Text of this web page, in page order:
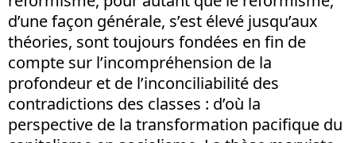
d’une façon générale, s’est élevé jusqu’aux
théories, sont toujours fondées en fin de
compte sur l’incompréhension de la
profondeur et de l’inconciliabilité des
contradictions des classes : d’où la
perspective de la transformation pacifique du